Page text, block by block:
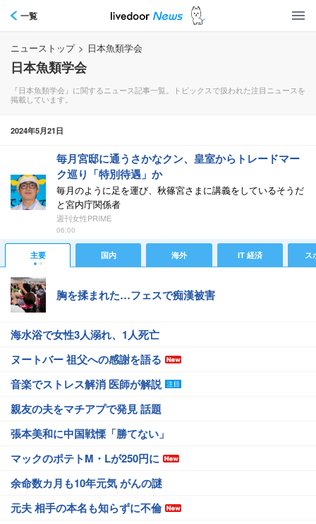
一覧
ニューストップ > 日本魚類学会
日本魚類学会
『日本魚類学会』に関するニュース記事一覧。トピックスで扱われた注目ニュースを
掲載しています。
2024年5月21日
毎月宮邸に通うさかなクン、皇室からトレードマー
ク巡り「特別待遇」か
毎月のように足を運び、秋篠宮さまに講義をしているそうだ
と宮内庁関係者
週刊女性PRIME
06:00
主要 国内 海外 IT 経済 ス
胸を揉まれた…フェスで痴漢被害
海水浴で女性3人溺れ、1人死亡
ヌートバー 祖父への感謝を語る
音楽でストレス解消 医師が解説
親友の夫をマチアプで発見 話題
張本美和に中国戦慄「勝てない」
マックのポテトM・Lが250円に
余命数カ月も10年元気 がんの謎
元夫 相手の本名も知らずに不倫